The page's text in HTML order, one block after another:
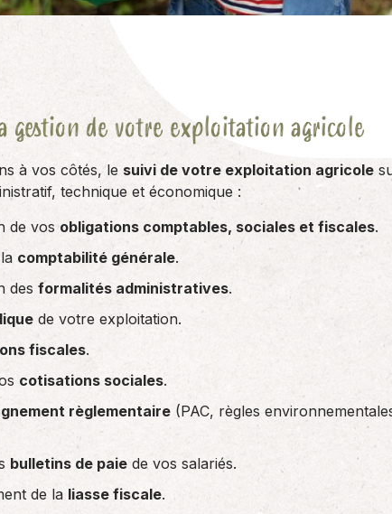
gestion de votre exploitation agricole
à vos côtés, le suivi de votre exploitation agricole
technique et économique :
de vos obligations comptables, sociales et fiscales.
comptabilité générale.
des formalités administratives.
de votre exploitation.
fiscales.
cotisations sociales.
règlementaire (PAC, règles
bulletins de paie de vos salariés.
de la liasse fiscale.